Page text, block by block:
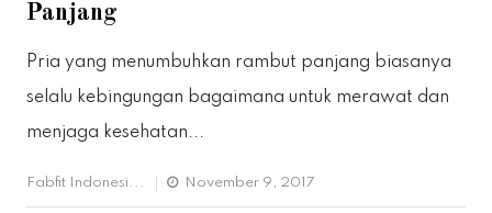
Panjang
Pria yang menumbuhkan rambut panjang biasanya
selalu kebingungan bagaimana untuk merawat dan
menjaga kesehatan...
Fabfit Indonesi... November 9, 2017